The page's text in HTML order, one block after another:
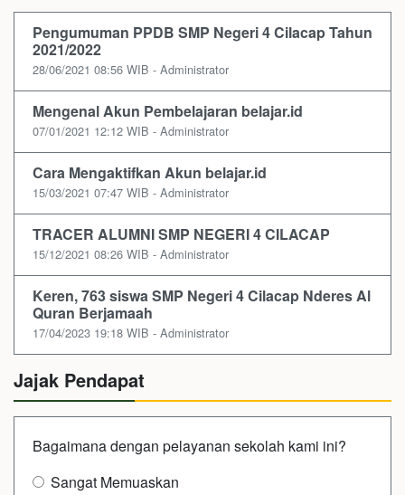
Pengumuman PPDB SMP Negeri 4 Cilacap Tahun
2021/2022
28/06/2021 08:56 WIB - Administrator
Mengenal Akun Pembelajaran belajar.id
07/01/2021 12:12 WIB - Administrator
Cara Mengaktifkan Akun belajar.id
15/03/2021 07:47 WIB - Administrator
TRACER ALUMNI SMP NEGERI 4 CILACAP
15/12/2021 08:26 WIB - Administrator
Keren, 763 siswa SMP Negeri 4 Cilacap Nderes Al
Quran Berjamaah
17/04/2023 19:18 WIB - Administrator
Jajak Pendapat
Bagaimana dengan pelayanan sekolah kami ini?
Sangat Memuaskan